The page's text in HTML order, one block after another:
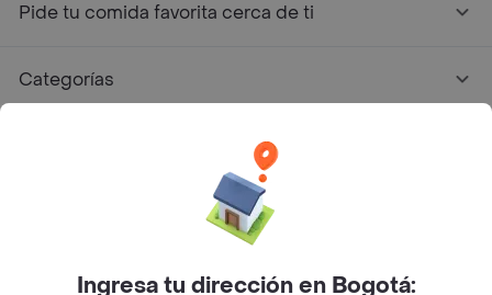
Pide tu comida favorita cerca de ti
Categorías
Facebook
Twitter
Instagram
Ingresa tu dirección en Bogotá: